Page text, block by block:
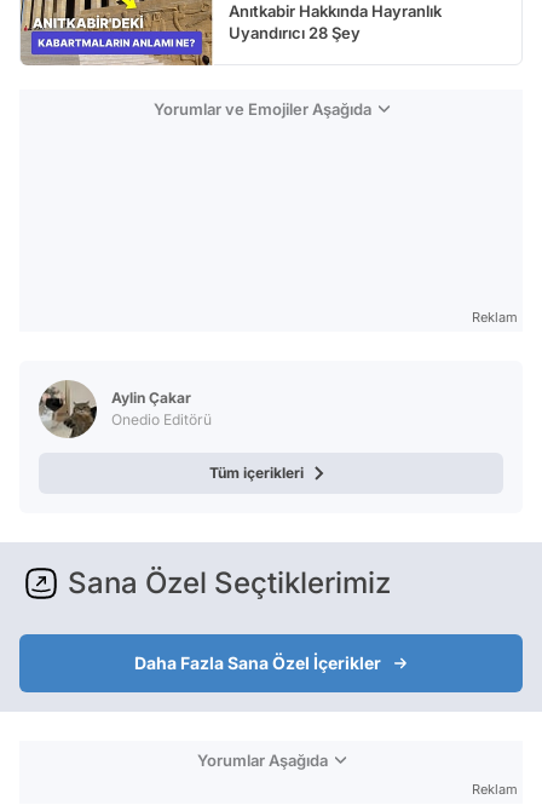
Anıtkabir Hakkında Hayranlık
Uyandırıcı 28 Şey
Yorumlar ve Emojiler Aşağıda
Reklam
Aylin Çakar
Onedio Editörü
Tüm içerikleri
Sana Özel Seçtiklerimiz
Daha Fazla Sana Özel İçerikler
Yorumlar Aşağıda
Reklam